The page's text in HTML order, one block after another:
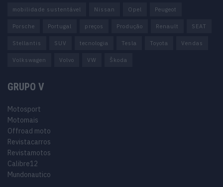
mobilidade sustentável Nissan Opel Peugeot
Porsche Portugal preços Produção Renault SEAT
Stellantis SUV tecnologia Tesla Toyota Vendas
Volkswagen Volvo VW Škoda
GRUPO V
Motosport
Motomais
Offroad moto
Revistacarros
Revistamotos
Calibre12
Mundonautico